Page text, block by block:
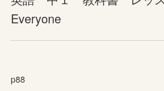
Everyone
p88